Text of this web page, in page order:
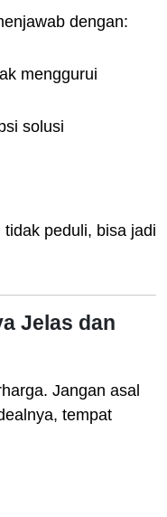
dengan:
menggurui
solusi
peduli, bisa jadi
Jelas dan
Jangan asal
tempat